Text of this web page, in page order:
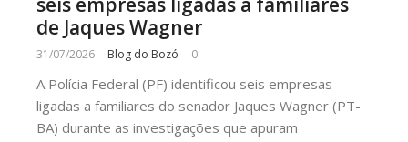
de Jaques Wagner
31/07/2026 Blog do Bozó 0
A Polícia Federal (PF) identificou seis empresas
ligadas a familiares do senador Jaques Wagner (PT-
BA) durante as investigações que apuram